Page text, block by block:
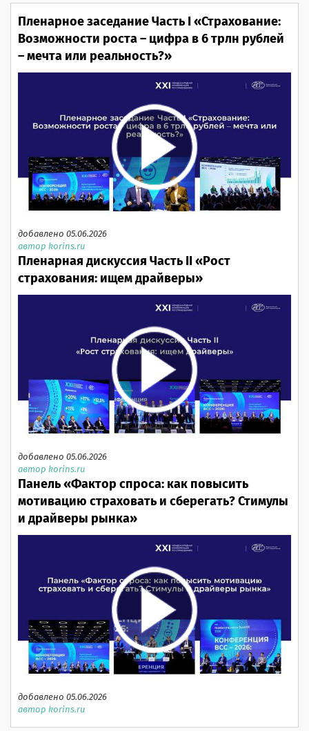
Пленарное заседание Часть I «Страхование:
Возможности роста – цифра в 6 трлн рублей
– мечта или реальность?»
добавлено 05.06.2026
автор korins.ru
Пленарная дискуссия Часть II «Рост
страхования: ищем драйверы»
добавлено 05.06.2026
автор korins.ru
Панель «Фактор спроса: как повысить
мотивацию страховать и сберегать? Стимулы
и драйверы рынка»
добавлено 05.06.2026
автор korins.ru